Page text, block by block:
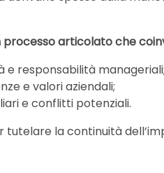
processo articolato che
responsabilità manageriali;
e valori aziendali;
e conflitti potenziali.
tutelare la continuità